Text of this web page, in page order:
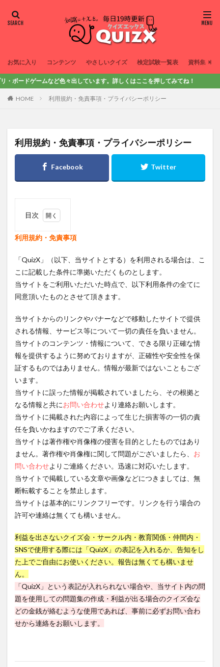
お気に入り コンテンツ やさしいクイズ 検定試験一覧表 資料集
しています。詳しくはここを押してみてね！
HOME 利用規約・免責事項・プライバシーポリシー
利用規約・免責事項・プライバシーポリシー
目次
利用
免責
事項
2
プラ
シー
ポリ
シー
2.1
1．基
本方
針
2.2
2．適
囲
2.3
3．個
人情
報の
取得
と利
用目
的
2.3.1
問い合
わせさ
れた個
人情報
を取得
2.3.1.1
3-1-1．利
用目的に
ついて
ついて
利用規約・免責事項
「QuizX」（以下、当サイトとする）を利用される場合は、こ
こに記載した条件に準拠いただくものとします。
当サイトをご利用いただいた時点で、以下利用条件の全てに
同意頂いたものとさせて頂きます。
当サイトからのリンクやバナーなどで移動したサイトで提供
される情報、サービス等について一切の責任を負いません。
当サイトのコンテンツ・情報について、できる限り正確な情
報を提供するように努めておりますが、正確性や安全性を保
証するものではありません。情報が最新ではないこともござ
います。
当サイトに誤った情報が掲載されていましたら、その根拠と
なる情報と共にお問い合わせより連絡お願いします。
当サイトに掲載された内容によって生じた損害等の一切の責
任を負いかねますのでご了承ください。
当サイトは著作権や肖像権の侵害を目的としたものではあり
ません。著作権や肖像権に関して問題がございましたら、 お
問い合わせよりご連絡ください。迅速に対応いたします。
当サイトで掲載している文章や画像などにつきましては、無
断転載することを禁止します。
当サイトは基本的にリンクフリーです。リンクを行う場合の
許可や連絡は無くても構いません。
利益を出さないクイズ会・サークル内・教育関係・仲間内・
SNSで使用する際には「QuizX」の表記を入れるか、告知をし
た上でご自由にお使いください。報告は無くても構いませ
ん。
「QuizX」という表記が入れられない場合や、当サイト内の問
題を使用しての問題集の作成・利益が出る場合のクイズ会な
どの金銭が絡むような使用であれば、事前に必ずお問い合わ
せから連絡をお願いします。